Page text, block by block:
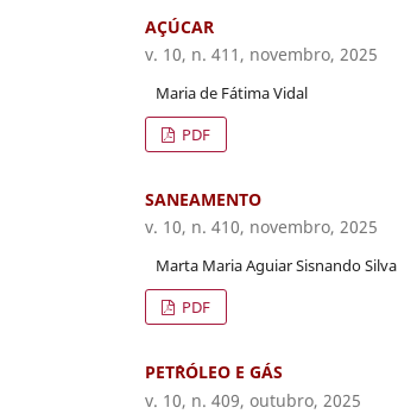
AÇÚCAR
v. 10, n. 411, novembro, 2025
Maria de Fátima Vidal
PDF
SANEAMENTO
v. 10, n. 410, novembro, 2025
Marta Maria Aguiar Sisnando Silva
PDF
PET´RÓLEO E GÁS
v. 10, n. 409, outubro, 2025